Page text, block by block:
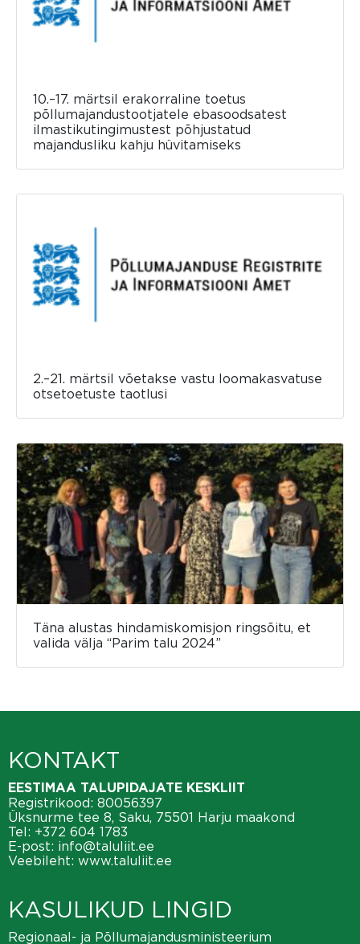
10.–17. märtsil erakorraline toetus
põllumajandustootjatele ebasoodsatest
ilmastikutingimustest põhjustatud
majandusliku kahju hüvitamiseks
2.–21. märtsil võetakse vastu loomakasvatuse
otsetoetuste taotlusi
Täna alustas hindamiskomisjon ringsõitu, et
valida välja “Parim talu 2024”
KONTAKT
EESTIMAA TALUPIDAJATE KESKLIIT
Registrikood: 80056397
Üksnurme tee 8, Saku, 75501 Harju maakond
Tel: +372 604 1783
E-post: info@taluliit.ee
Veebileht: www.taluliit.ee
KASULIKUD LINGID
Regionaal- ja Põllumajandusministeerium